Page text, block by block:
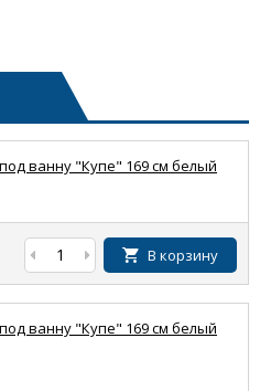
ванну "Купе" 169 см белый
В корзину
ванну "Купе" 169 см белый